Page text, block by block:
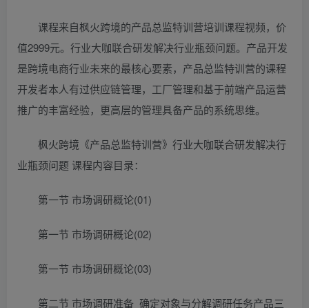
课程来自枫火跨境的产品总监特训营培训课程视频，价
值2999元。行业大咖联合研发解决行业瓶颈问题。产品开发
是跨境电商行业未来的最核心要素，产品总监特训营的课程
开发者本人有过供应链管理，工厂管理和基于前端产品运营
推广的丰富经验，更高层的管理具备产品的系统思维。
枫火跨境《产品总监特训营》行业大咖联合研发解决行
业瓶颈问题 课程内容目录：
第一节 市场调研概论(01)
第一节 市场调研概论(02)
第一节 市场调研概论(03)
第二节 市场调研准备_确定对象与分解调研任务产品三